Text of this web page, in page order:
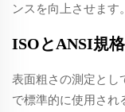
ンスを向上させます。
ISOとANSI規
表面粗さの測定と
で標準的に使用され